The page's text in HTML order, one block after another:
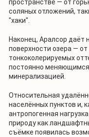
пространстве — от
соляных отложений,
"хаки".
Наконец, Аралсор
поверхности озера —
тонкоколерируемых
постоянно
минерализацией.
Относительная
населённых пунктов и,
антропогенная
природу как
съёмке появилась